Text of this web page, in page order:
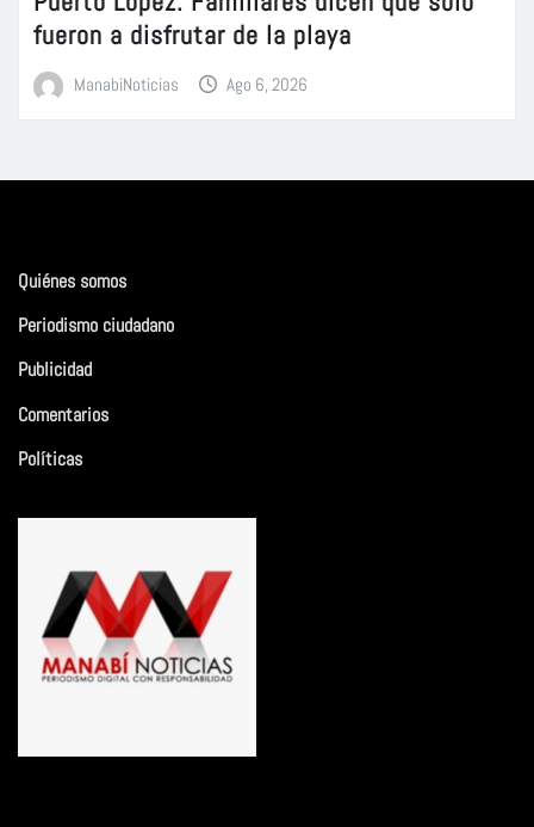
fueron a disfrutar de la playa
ManabiNoticias Ago 6, 2026
Quiénes somos
Periodismo ciudadano
Publicidad
Comentarios
Políticas